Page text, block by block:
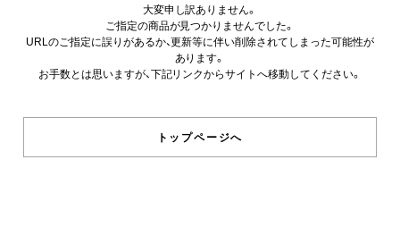
ベストセラー
コレクション
大変申し訳ありません。
ご指定の商品が見つかりませんでした。
URLのご指定に誤りがあるか、更新等に伴い削除されてしまった可能性が
あります。
お手数とは思いますが、下記リンクからサイトへ移動してください。
トップページへ